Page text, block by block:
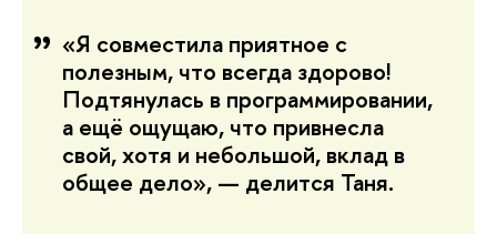
«Я совместила приятное с
полезным, что всегда здорово!
Подтянулась в программировании,
а ещё ощущаю, что привнесла
свой, хотя и небольшой, вклад в
общее дело», — делится Таня.